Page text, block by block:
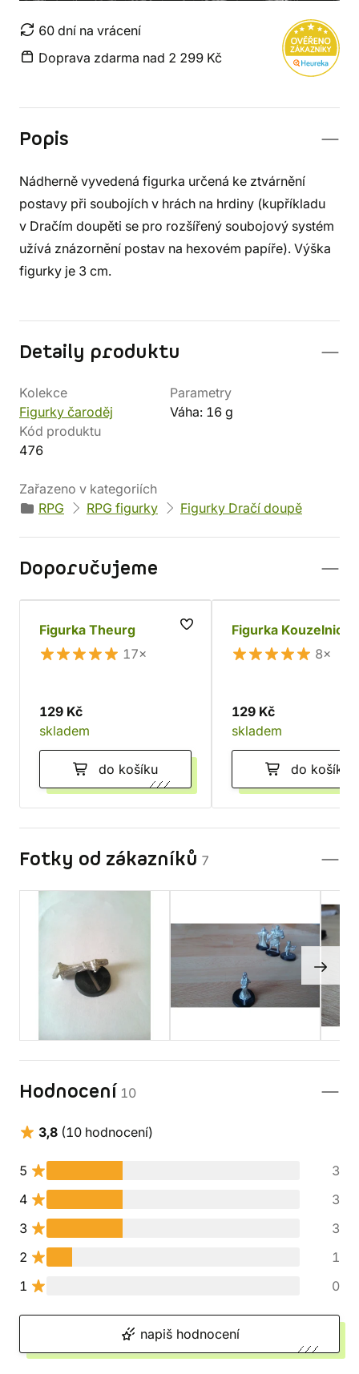
60 dní na vrácení
Doprava zdarma nad 2 299 Kč
Popis
Nádherně vyvedená figurka určená ke ztvárnění
postavy při soubojích v hrách na hrdiny (kupříkladu
v Dračím doupěti se pro rozšířený soubojový systém
užívá znázornění postav na hexovém papíře). Výška
figurky je 3 cm.
Detaily produktu
Kolekce
Figurky čaroděj
Parametry
Váha: 16 g
Kód produktu
476
Zařazeno v kategoriích
RPG
RPG figurky Figurky Dračí doupě
Doporučujeme
Figurka Theurg
17×
129 Kč
skladem
do košíku
Figurka Kouzelnice
8×
129 Kč
skladem
do košíku
Fotky od zákazníků 7
Hodnocení 10
3,8 (10 hodnocení)
5
3
4
3
3
3
2
1
1
0
napiš hodnocení